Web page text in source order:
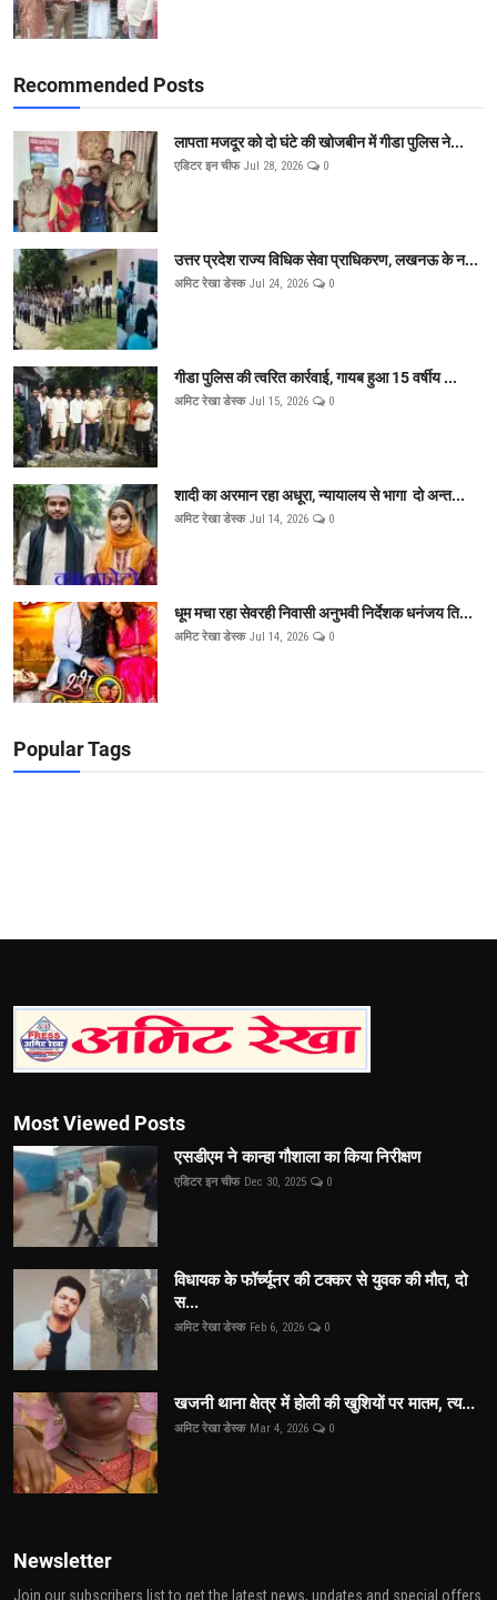
Recommended Posts
लापता मजदूर को दो घंटे की खोजबीन में गीडा पुलिस ने...
एडिटर इन चीफ Jul 28, 2026 0
उत्तर प्रदेश राज्य विधिक सेवा प्राधिकरण, लखनऊ के न...
अमिट रेखा डेस्क Jul 24, 2026 0
गीडा पुलिस की त्वरित कार्रवाई, गायब हुआ 15 वर्षीय ...
अमिट रेखा डेस्क Jul 15, 2026 0
शादी का अरमान रहा अधूरा, न्यायालय से भागा दो अन्त...
अमिट रेखा डेस्क Jul 14, 2026 0
धूम मचा रहा सेवरही निवासी अनुभवी निर्देशक धनंजय ति...
अमिट रेखा डेस्क Jul 14, 2026 0
Popular Tags
Most Viewed Posts
एसडीएम ने कान्हा गौशाला का किया निरीक्षण
एडिटर इन चीफ Dec 30, 2025 0
विधायक के फॉर्च्यूनर की टक्कर से युवक की मौत, दो
स...
अमिट रेखा डेस्क Feb 6, 2026 0
खजनी थाना क्षेत्र में होली की खुशियों पर मातम, त्य...
अमिट रेखा डेस्क Mar 4, 2026 0
Newsletter
Join our subscribers list to get the latest news, updates and special offers